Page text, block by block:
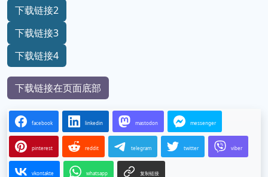
下载链接2
下载链接3
下载链接4
下载链接在页面底部
facebook linkedin mastodon messenger
pinterest reddit telegram twitter viber
vkontakte whatsapp 复制链接